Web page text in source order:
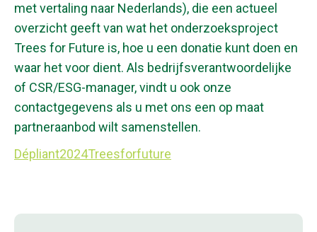
met vertaling naar Nederlands), die een actueel
overzicht geeft van wat het onderzoeksproject
Trees for Future is, hoe u een donatie kunt doen en
waar het voor dient. Als bedrijfsverantwoordelijke
of CSR/ESG-manager, vindt u ook onze
contactgegevens als u met ons een op maat
partneraanbod wilt samenstellen.
Dépliant2024Treesforfuture